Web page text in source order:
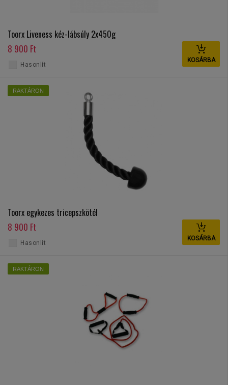
Toorx Liveness kéz-lábsúly 2x450g
8 900 Ft
KOSÁRBA
Hasonlít
RAKTÁRON
Toorx egykezes tricepszkötél
8 900 Ft
KOSÁRBA
Hasonlít
RAKTÁRON